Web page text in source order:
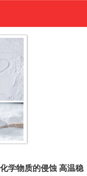
学物质的侵蚀 高温稳